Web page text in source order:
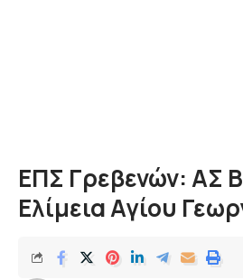
ΕΠΣ Γρεβενών: ΑΣ
Ελίμεια Αγίου